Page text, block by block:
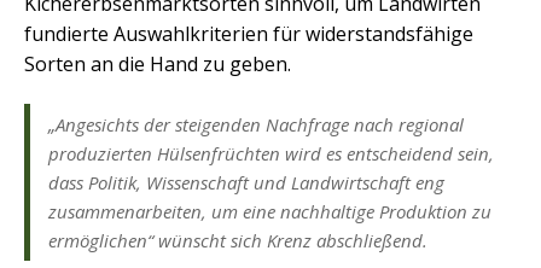
fundierte Auswahlkriterien für widerstandsfähige
Sorten an die Hand zu geben.
„Angesichts der steigenden Nachfrage nach regional
produzierten Hülsenfrüchten wird es entscheidend sein,
dass Politik, Wissenschaft und Landwirtschaft eng
zusammenarbeiten, um eine nachhaltige Produktion zu
ermöglichen“ wünscht sich Krenz abschließend.